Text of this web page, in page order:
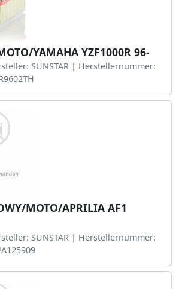
YAMAHA YZF1000R 96-
SUNSTAR | Herstellernummer:
MOTO/APRILIA AF1
SUNSTAR | Herstellernummer: